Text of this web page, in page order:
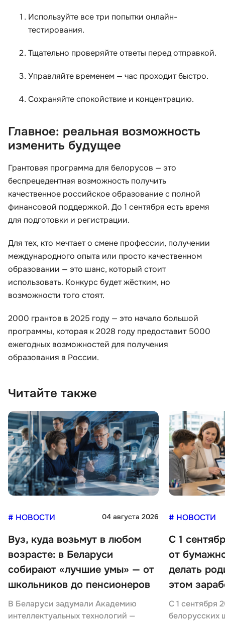
Используйте все три попытки онлайн-
тестирования.
Тщательно проверяйте ответы перед отправкой.
Управляйте временем — час проходит быстро.
Сохраняйте спокойствие и концентрацию.
Главное: реальная возможность
изменить будущее
Грантовая программа для белорусов — это
беспрецедентная возможность получить
качественное российское образование с полной
финансовой поддержкой. До 1 сентября есть время
для подготовки и регистрации.
Для тех, кто мечтает о смене профессии, получении
международного опыта или просто качественном
образовании — это шанс, который стоит
использовать. Конкурс будет жёстким, но
возможности того стоят.
2000 грантов в 2025 году — это начало большой
программы, которая к 2028 году предоставит 5000
ежегодных возможностей для получения
образования в России.
Читайте также
# НОВОСТИ 04 августа 2026
Вуз, куда возьмут в любом
возрасте: в Беларуси
собирают «лучшие умы» — от
школьников до пенсионеров
В Беларуси задумали Академию
интеллектуальных технологий —
# НОВОСТИ
С 1
от
делать
этом
С 1 сентября
белорусских